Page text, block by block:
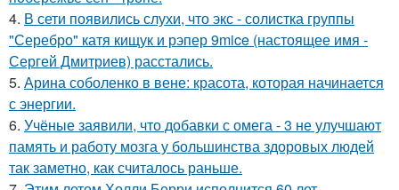
4. В сети появились слухи, что экс - солистка группы
"Серебро" катя кищук и рэпер 9mice (настоящее имя -
Сергей Дмитриев) расстались.
5. Арина соболенко в вене: красота, которая начинается
с энергии.
6. Учёные заявили, что добавки с омега - 3 не улучшают
память и работу мозга у большинства здоровых людей
так заметно, как считалось раньше.